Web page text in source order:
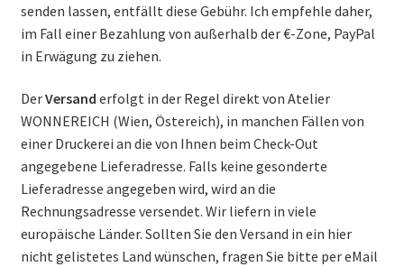
senden lassen, entfällt diese Gebühr. Ich empfehle daher,
im Fall einer Bezahlung von außerhalb der €-Zone, PayPal
in Erwägung zu ziehen.
DerVersand erfolgt in der Regel direkt von Atelier
WONNEREICH (Wien, Östereich), in manchen Fällen von
einer Druckerei an die von Ihnen beim Check-Out
angegebene Lieferadresse. Falls keine gesonderte
Lieferadresse angegeben wird, wird an die
Rechnungsadresse versendet. Wir liefern in viele
europäische Länder. Sollten Sie den Versand in ein hier
nicht gelistetes Land wünschen, fragen Sie bitte per eMail